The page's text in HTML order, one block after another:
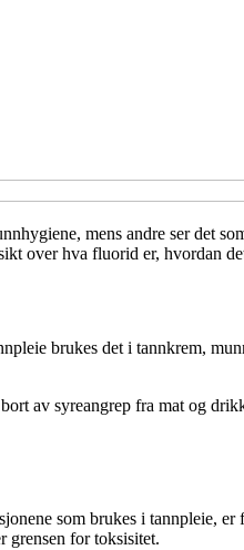
mens andre ser det
over hva fluorid er, hvordan
brukes det i tannkrem,
av syreangrep fra mat og
som brukes i tannpleie,
grensen for toksisitet.